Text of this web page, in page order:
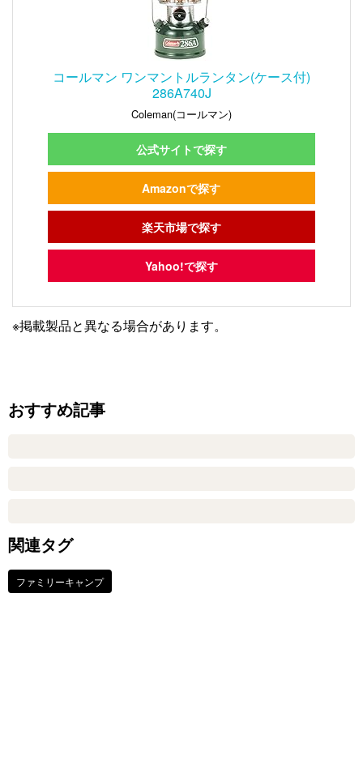
コールマン ワンマントルランタン(ケース付)
286A740J
Coleman(コールマン)
公式サイトで探す
Amazonで探す
楽天市場で探す
Yahoo!で探す
※掲載製品と異なる場合があります。
おすすめ記事
関連タグ
ファミリーキャンプ